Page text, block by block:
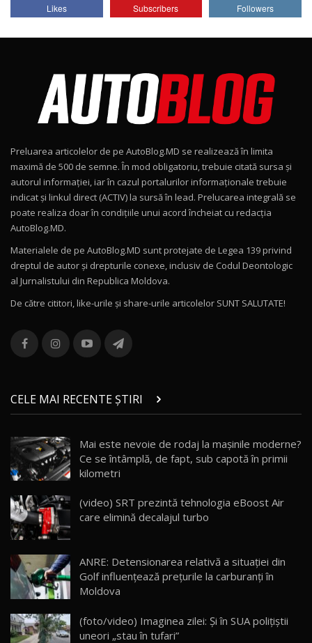
AutoBlog.MD
15:08
Noul Geely EX2 / Test Drive AutoBlog.MD
15:22
Mercedes-AMG E 53 HYBRID 4MATIC+ / Test
Drive AutoBlog.MD
16:27
11
Noul Volvo ES90 / Test Drive AutoBlog.MD
12
Noul MG HS / Test Drive AutoBlog.MD
16:48
13
combină aventura cu luxul / AutoBlog.MD
36:08
chinez care face lumea să se întoarcă după el
/ AutoBlog.MD
17:27
15 14:37
16
AutoBlogMD
13:10
17 20:06
Va fi modelul nr.1 BYD în Moldova? BYD Seal U
30:08
Likes Subscribers Followers
Preluarea articolelor de pe AutoBlog.MD se realizează în limita
maximă de 500 de semne. În mod obligatoriu, trebuie citată sursa și
autorul informației, iar în cazul portalurilor informaționale trebuie
indicat și linkul direct (ACTIV) la sursă în lead. Prelucarea integrală se
poate realiza doar în condițiile unui acord încheiat cu redacţia
AutoBlog.MD.
Materialele de pe AutoBlog.MD sunt protejate de Legea 139 privind
dreptul de autor și drepturile conexe, inclusiv de Codul Deontologic
al Jurnalistului din Republica Moldova.
De către cititori, like-urile şi share-urile articolelor SUNT SALUTATE!
CELE MAI RECENTE ȘTIRI
Mai este nevoie de rodaj la mașinile moderne?
Ce se întâmplă, de fapt, sub capotă în primii
kilometri
(video) SRT prezintă tehnologia eBoost Air
care elimină decalajul turbo
ANRE: Detensionarea relativă a situației din
Golf influențează prețurile la carburanți în
Moldova
(foto/video) Imaginea zilei: Și în SUA polițiștii
uneori „stau în tufari”